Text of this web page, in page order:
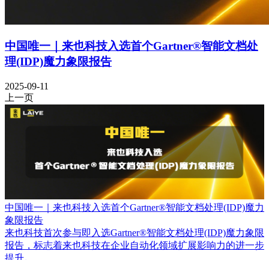
中国唯一｜来也科技入选首个Gartner®智能文档处
理(IDP)魔力象限报告
2025-09-11
上一页
中国唯一｜来也科技入选首个Gartner®智能文档处理(IDP)魔力
象限报告
来也科技首次参与即入选Gartner®智能文档处理(IDP)魔力象限
报告，标志着来也科技在企业自动化领域扩展影响力的进一步
提升。